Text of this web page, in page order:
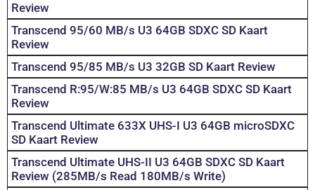
Review
Transcend 95/60 MB/s U3 64GB SDXC SD Kaart
Review
Transcend 95/85 MB/s U3 32GB SD Kaart Review
Transcend R:95/W:85 MB/s U3 64GB SDXC SD Kaart
Review
Transcend Ultimate 633X UHS-I U3 64GB microSDXC
SD Kaart Review
Transcend Ultimate UHS-II U3 64GB SDXC SD Kaart
Review (285MB/s Read 180MB/s Write)